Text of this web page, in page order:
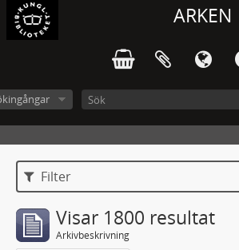
ARKEN
Filter
Visar 1800 resultat
Arkivbeskrivning